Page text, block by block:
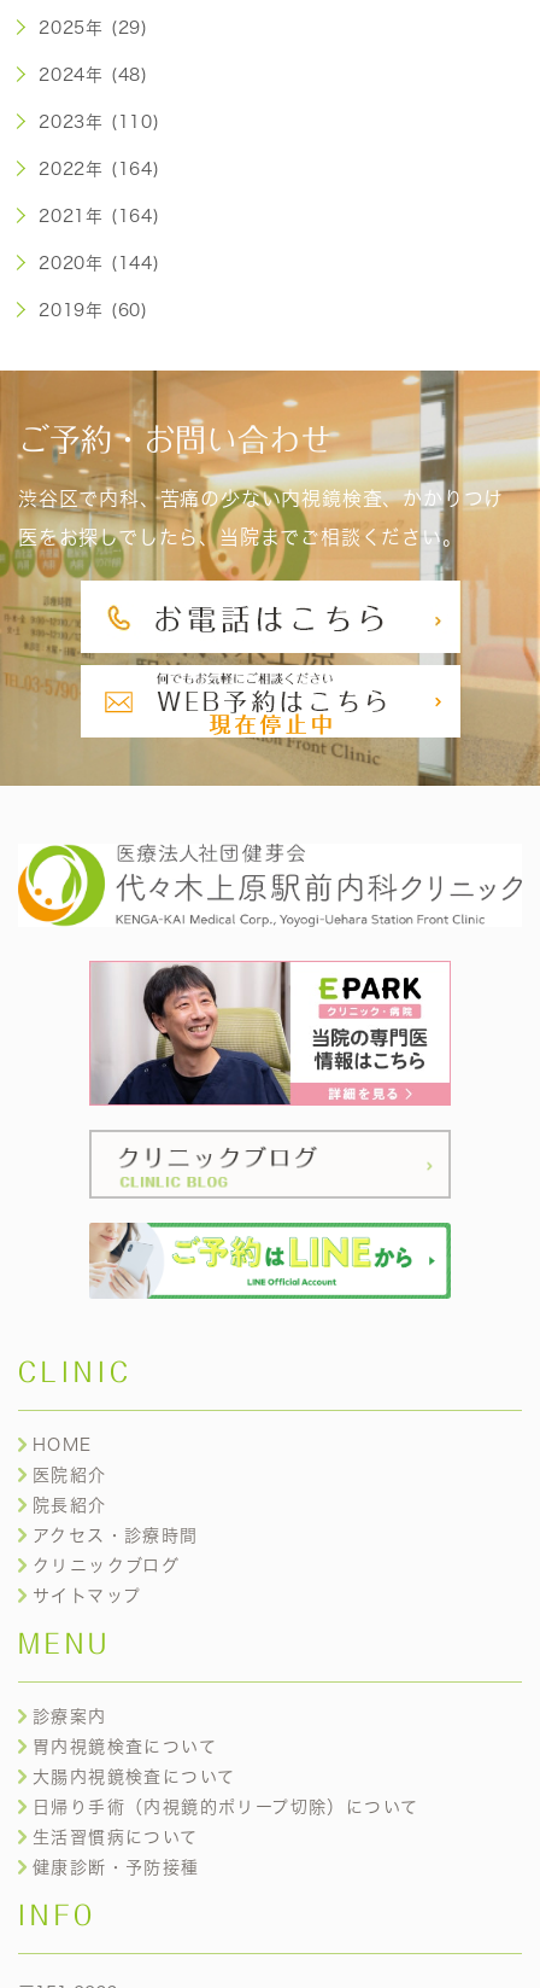
2025年 (29)
2024年 (48)
2023年 (110)
2022年 (164)
2021年 (164)
2020年 (144)
2019年 (60)
ご予約・お問い合わせ
渋谷区で内科、苦痛の少ない内視鏡検査、かかりつけ
医をお探しでしたら、当院までご相談ください。
CLINIC
HOME
医院紹介
院長紹介
アクセス・診療時間
クリニックブログ
サイトマップ
MENU
診療案内
胃内視鏡検査について
大腸内視鏡検査について
日帰り手術（内視鏡的ポリープ切除）について
生活習慣病について
健康診断・予防接種
INFO